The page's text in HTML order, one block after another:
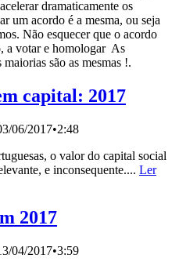
dramaticamente os
um acordo é a mesma, ou seja
Não esquecer que o acordo
a votar e homologar As
são as mesmas !.
capital: 2017
06/2017•2:48
o valor do capital social
e inconsequente.... Ler
2017
04/2017•3:59